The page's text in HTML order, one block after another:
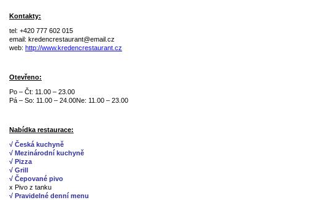
Kontakty:
tel: +420 777 602 015
email: kredencrestaurant@email.cz
web: http://www.kredencrestaurant.cz
Otevřeno:
Po – Čt: 11.00 – 23.00
Pá – So: 11.00 – 24.00Ne: 11.00 – 23.00
Nabídka restaurace:
√ Česká kuchyně
√ Mezinárodní kuchyně
√ Pizza
√ Grill
√ Čepované pivo
x Pivo z tanku
√ Pravidelné denní menu